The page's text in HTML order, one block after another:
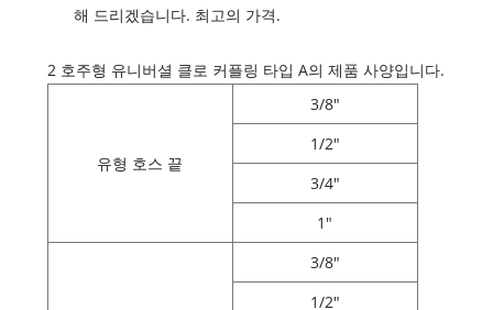
해 드리겠습니다. 최고의 가격.
2 호주형 유니버셜 클로 커플링 타입 A의 제품 사양입니다.
유형 호스 끝
3/8"
1/2"
3/4"
1"
3/8"
1/2"